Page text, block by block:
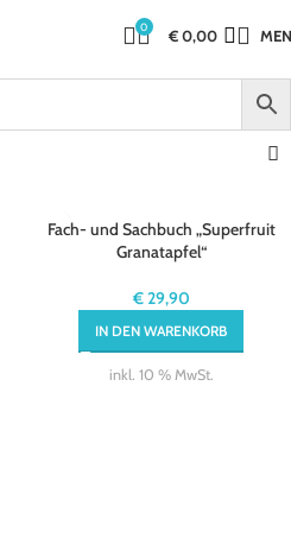
0 €0,00
Fach- und Sachbuch „Superfruit
Granatapfel“
€29,90
IN DEN WARENKORB
inkl. 10 % MwSt.